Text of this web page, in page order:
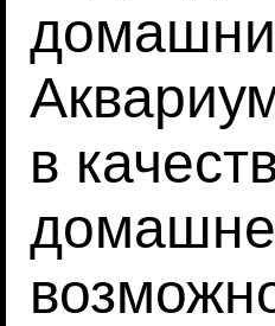
в